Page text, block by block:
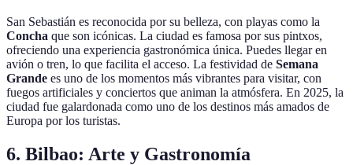
San Sebastián es reconocida por su belleza, con playas como la
Concha que son icónicas. La ciudad es famosa por sus pintxos,
ofreciendo una experiencia gastronómica única. Puedes llegar en
avión o tren, lo que facilita el acceso. La festividad de Semana
Grande es uno de los momentos más vibrantes para visitar, con
fuegos artificiales y conciertos que animan la atmósfera. En 2025, la
ciudad fue galardonada como uno de los destinos más amados de
Europa por los turistas.
6. Bilbao: Arte y Gastronomía